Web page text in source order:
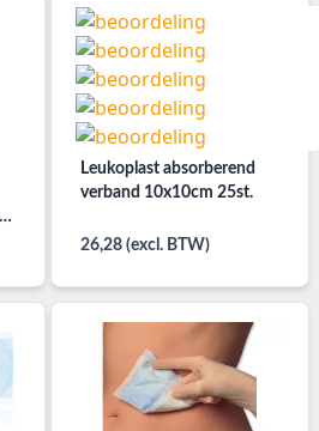
Leukoplast absorberend
verband 10x10cm 25st.
26,28 (excl. BTW)